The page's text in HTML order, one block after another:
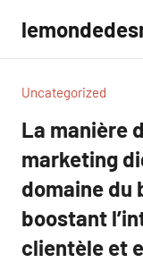
contenu
Uncategorized
La manière
marketing
domaine du
boostant
clientèle et